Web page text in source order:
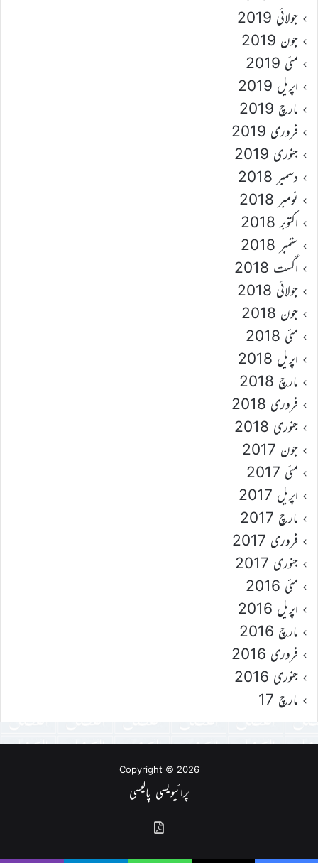
جولائی 2019
جون 2019
مئی 2019
اپریل 2019
مارچ 2019
فروری 2019
جنوری 2019
دسمبر 2018
نومبر 2018
اکتوبر 2018
ستمبر 2018
اگست 2018
جولائی 2018
جون 2018
مئی 2018
اپریل 2018
مارچ 2018
فروری 2018
جنوری 2018
جون 2017
مئی 2017
اپریل 2017
مارچ 2017
فروری 2017
جنوری 2017
مئی 2016
اپریل 2016
مارچ 2016
فروری 2016
جنوری 2016
مارچ 17
Copyright © 2026
پرائیویسی پالیسی
گذشتہ